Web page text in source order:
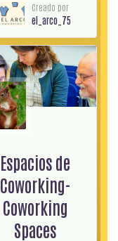
Creado por
el_arco_75
Espacios de
Coworking-
Coworking
Spaces